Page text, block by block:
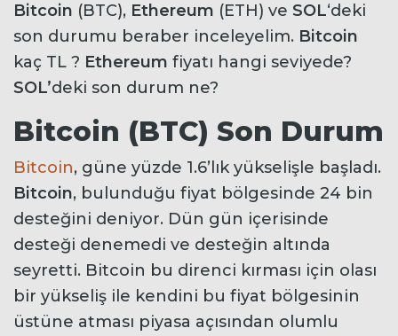
Bitcoin (BTC), Ethereum (ETH) ve SOL‘deki
son durumu beraber inceleyelim. Bitcoin
kaç TL ? Ethereum fiyatı hangi seviyede?
SOL’deki son durum ne?
Bitcoin (BTC) Son Durum
Bitcoin, güne yüzde 1.6’lık yükselişle başladı.
Bitcoin, bulunduğu fiyat bölgesinde 24 bin
desteğini deniyor. Dün gün içerisinde
desteği denemedi ve desteğin altında
seyretti. Bitcoin bu direnci kırması için olası
bir yükseliş ile kendini bu fiyat bölgesinin
üstüne atması piyasa açısından olumlu